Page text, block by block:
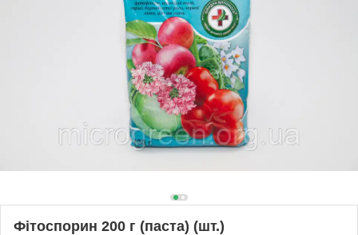
Фітоспорин 200 г (паста) (шт.)